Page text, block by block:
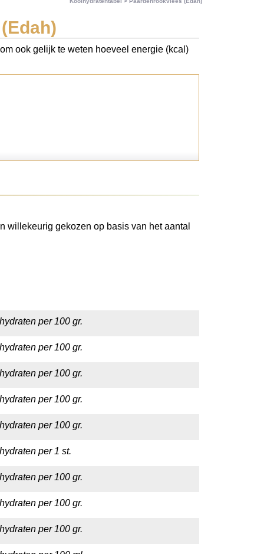
ook gelijk te weten hoeveel energie (kcal)
willekeurig gekozen op basis van het aantal
per 100 gr.
per 100 gr.
per 100 gr.
per 100 gr.
per 100 gr.
per 1 st.
per 100 gr.
per 100 gr.
per 100 gr.